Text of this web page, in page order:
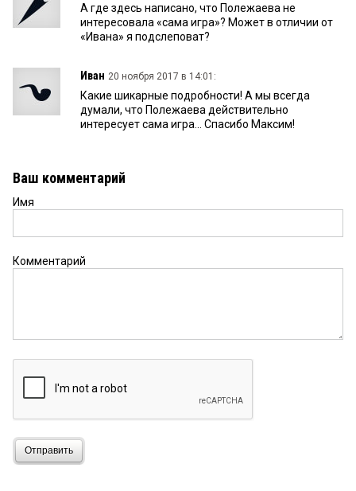
А где здесь написано, что Полежаева не
интересовала «сама игра»? Может в отличии от
«Ивана» я подслеповат?
Иван 20 ноября 2017 в 14:01:
Какие шикарные подробности! А мы всегда
думали, что Полежаева действительно
интересует сама игра... Спасибо Максим!
Ваш комментарий
Имя
Комментарий
Отправить